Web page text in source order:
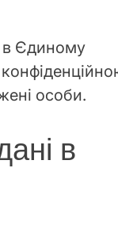
в Єдиному
особи.
в